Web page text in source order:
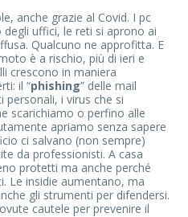
anche grazie al Covid. I pc
uffici, le reti si aprono ai
Qualcuno ne approfitta. E
è a rischio, più di ieri e
crescono in maniera
il “phishing” delle mail
i virus che si
scarichiamo o perfino alle
apriamo senza sapere
ci salvano (non sempre)
da professionisti. A casa
protetti ma anche perché
Le insidie aumentano, ma
gli strumenti per difendersi.
cautele per prevenire il